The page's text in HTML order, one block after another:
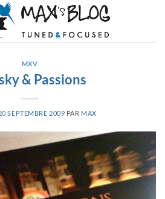
MXV
& Passions
SEPTEMBRE 2009 PAR MAX